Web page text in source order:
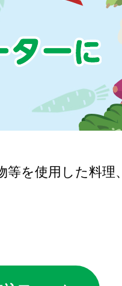
を使用した料理、